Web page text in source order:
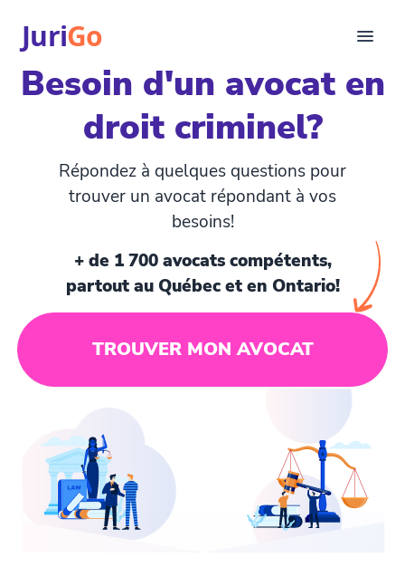
JuriGo
Consultation
Articles juridiques
Pour avocats
Trouver un avocat
Besoin d'un avocat en
droit criminel?
Répondez à quelques questions pour
trouver un avocat répondant à vos
besoins!
+ de 1 700 avocats compétents,
partout au Québec et en Ontario!
TROUVER MON AVOCAT